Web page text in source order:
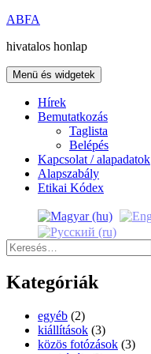
Kilépés
tartalomba
ABFA
hivatalos honlap
Menü és widgetek
Hírek
Bemutatkozás
Taglista
Belépés
Kapcsolat / alapadatok
Alapszabály
Etikai Kódex
Keresés:
Kategóriák
egyéb (2)
kiállítások (3)
közös fotózások (3)